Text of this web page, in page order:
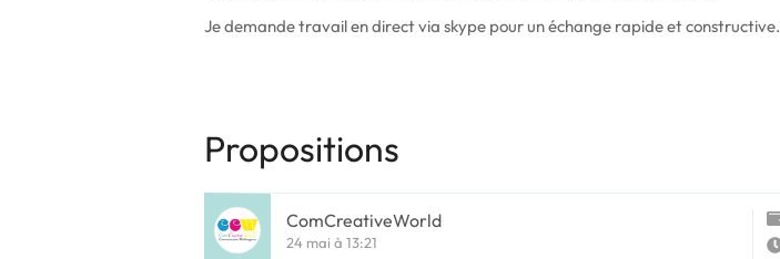
Je demande travail en direct via skype pour un échange rapide et constructive.
Propositions
ComCreativeWorld
24 mai à 13:21